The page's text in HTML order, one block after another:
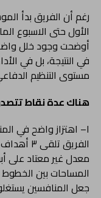
رغم أن الفريق بدأ
الأول حتى الاسبوع
أوضحت وجود خلل
في النتيجة، بل في
مستوى التنظيم
هناك عدة نقاط
١– اهتزاز واضح في المنظومة الدفاعية
الفريق
معدل غير معتاد على
المساحات بين
جعل المنافسين